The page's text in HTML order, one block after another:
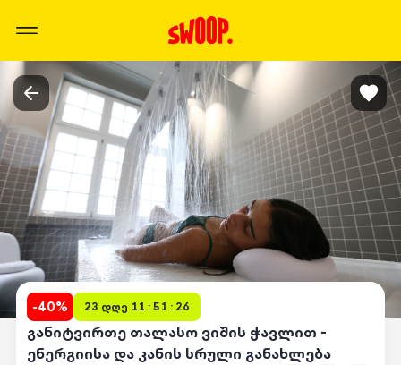
-40% 23 დღე 11 : 51 : 26
განიტვირთე თალასო ვიშის ჭავლით -
ენერგიისა და კანის სრული განახლება